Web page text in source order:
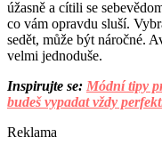
úžasně a cítili se
co vám opravdu sluší.
sedět, může být náročné.
velmi jednoduše.
Inspirujte se: Módní tipy
budeš vypadat vždy
Reklama